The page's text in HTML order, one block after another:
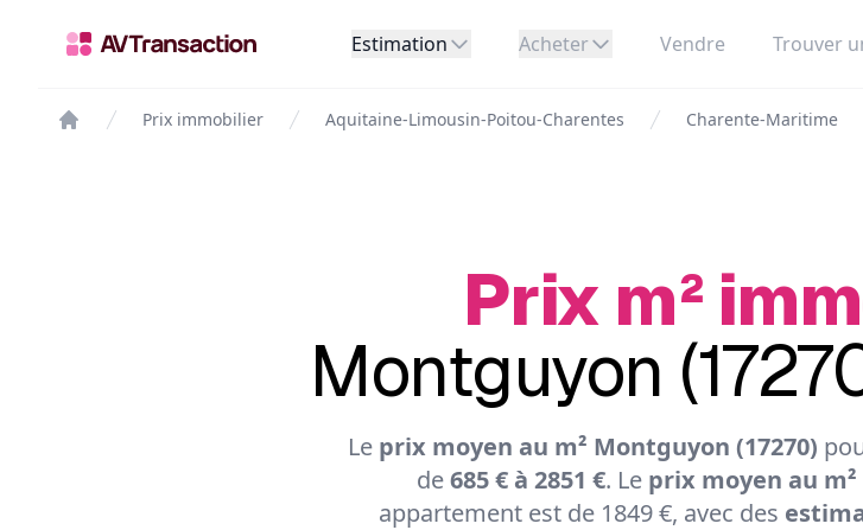
Estimation Acheter Vendre Trouver
Prix immobilier Aquitaine-Limousin-Poitou-Charentes Charente-Maritime
Prix m²
Montguyon
Le prix moyen au m² Montguyon (17270)
de685 € à 2851 €. Le prix moyen au
appartement est de 1849 €, avec des